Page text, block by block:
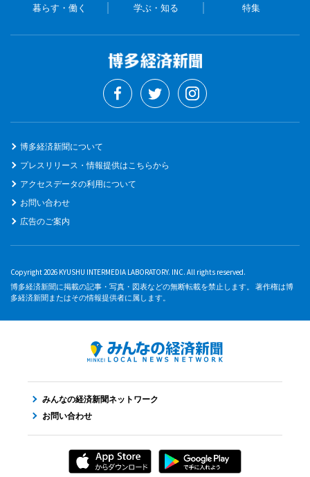
暮らす・働く 学ぶ・知る 特集
博多経済新聞について
プレスリリース・情報提供はこちらから
アクセスデータの利用について
お問い合わせ
広告のご案内
Copyright 2026 KYUSHU INTERMEDIA LABORATORY. INC. All rights reserved.
博多経済新聞に掲載の記事・写真・図表などの無断転載を禁止します。 著作権は博
多経済新聞またはその情報提供者に属します。
みんなの経済新聞ネットワーク
お問い合わせ